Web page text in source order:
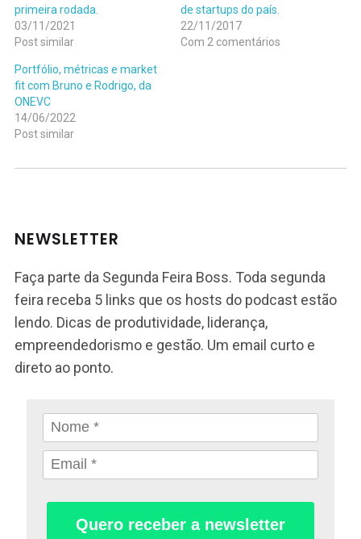
primeira rodada.
03/11/2021
Post similar
de startups do país.
22/11/2017
Com 2 comentários
Portfólio, métricas e market
fit com Bruno e Rodrigo, da
ONEVC
14/06/2022
Post similar
NEWSLETTER
Faça parte da Segunda Feira Boss. Toda segunda
feira receba 5 links que os hosts do podcast estão
lendo. Dicas de produtividade, liderança,
empreendedorismo e gestão. Um email curto e
direto ao ponto.
Quero receber a newsletter